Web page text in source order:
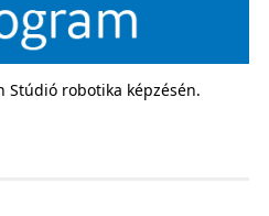
Stúdió robotika képzésén.